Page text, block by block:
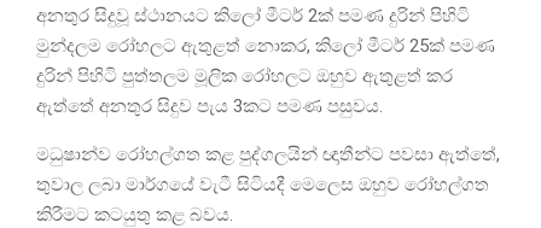
අනතුර සිදුවූ ස්ථානයට කිලෝ මීටර් 2ක් පමණ දුරින් පිහිටි
මුන්දලම රෝහලට ඇතුළත් නොකර, කිලෝ මීටර් 25ක් පමණ
දුරින් පිහිටි පුත්තලම මූලික රෝහලට ඔහුව ඇතුළත් කර
ඇත්තේ අනතුර සිදුව පැය 3කට පමණ පසුවය.
මධුෂාන්ව රෝහල්ගත කළ පුද්ගලයින් ඥාතීන්ට පවසා ඇත්තේ,
තුවාල ලබා මාර්ගයේ වැටී සිටියදී මෙලෙස ඔහුව රෝහල්ගත
කිරීමට කටයුතු කළ බවය.